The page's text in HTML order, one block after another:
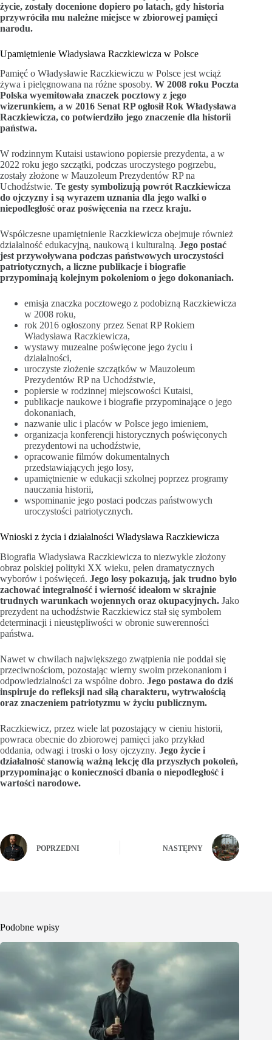
życie, zostały docenione dopiero po latach, gdy historia
przywróciła mu należne miejsce w zbiorowej pamięci
narodu.
Upamiętnienie Władysława Raczkiewicza w Polsce
Pamięć o Władysławie Raczkiewiczu w Polsce jest wciąż
żywa i pielęgnowana na różne sposoby. W 2008 roku Poczta
Polska wyemitowała znaczek pocztowy z jego
wizerunkiem, a w 2016 Senat RP ogłosił Rok Władysława
Raczkiewicza, co potwierdziło jego znaczenie dla historii
państwa.
W rodzinnym Kutaisi ustawiono popiersie prezydenta, a w
2022 roku jego szczątki, podczas uroczystego pogrzebu,
zostały złożone w Mauzoleum Prezydentów RP na
Uchodźstwie. Te gesty symbolizują powrót Raczkiewicza
do ojczyzny i są wyrazem uznania dla jego walki o
niepodległość oraz poświęcenia na rzecz kraju.
Współczesne upamiętnienie Raczkiewicza obejmuje również
działalność edukacyjną, naukową i kulturalną. Jego postać
jest przywoływana podczas państwowych uroczystości
patriotycznych, a liczne publikacje i biografie
przypominają kolejnym pokoleniom o jego dokonaniach.
emisja znaczka pocztowego z podobizną Raczkiewicza
w 2008 roku,
rok 2016 ogłoszony przez Senat RP Rokiem
Władysława Raczkiewicza,
wystawy muzealne poświęcone jego życiu i
działalności,
uroczyste złożenie szczątków w Mauzoleum
Prezydentów RP na Uchodźstwie,
popiersie w rodzinnej miejscowości Kutaisi,
publikacje naukowe i biografie przypominające o jego
dokonaniach,
nazwanie ulic i placów w Polsce jego imieniem,
organizacja konferencji historycznych poświęconych
prezydentowi na uchodźstwie,
opracowanie filmów dokumentalnych
przedstawiających jego losy,
upamiętnienie w edukacji szkolnej poprzez programy
nauczania historii,
wspominanie jego postaci podczas państwowych
uroczystości patriotycznych.
Wnioski z życia i działalności Władysława Raczkiewicza
Biografia Władysława Raczkiewicza to niezwykle złożony
obraz polskiej polityki XX wieku, pełen dramatycznych
wyborów i poświęceń. Jego losy pokazują, jak trudno było
zachować integralność i wierność ideałom w skrajnie
trudnych warunkach wojennych oraz okupacyjnych. Jako
prezydent na uchodźstwie Raczkiewicz stał się symbolem
determinacji i nieustępliwości w obronie suwerenności
państwa.
Nawet w chwilach największego zwątpienia nie poddał się
przeciwnościom, pozostając wierny swoim przekonaniom i
odpowiedzialności za wspólne dobro. Jego postawa do dziś
inspiruje do refleksji nad siłą charakteru, wytrwałością
oraz znaczeniem patriotyzmu w życiu publicznym.
Raczkiewicz, przez wiele lat pozostający w cieniu historii,
powraca obecnie do zbiorowej pamięci jako przykład
oddania, odwagi i troski o losy ojczyzny. Jego życie i
działalność stanowią ważną lekcję dla przyszłych pokoleń,
przypominając o konieczności dbania o niepodległość i
wartości narodowe.
POPRZEDNI NASTĘPNY
Podobne wpisy